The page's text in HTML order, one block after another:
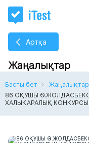
Артқа
Жаңалықтар
Басты бет
Жаңалықтар
86 ОҚУШЫ
ХАЛЫҚАРАЛЫҚ